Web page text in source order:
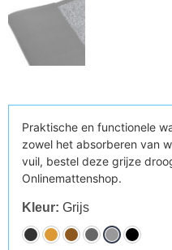
Praktische en functionele
zowel het absorberen van
vuil, bestel deze grijze
Onlinemattenshop.
Kleur: Grijs